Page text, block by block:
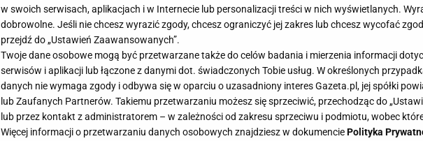
w swoich serwisach, aplikacjach i w Internecie lub personalizacji treści w nich wyświetlanych.
dobrowolne. Jeśli nie chcesz wyrazić zgody, chcesz ograniczyć jej zakres lub chcesz wycofać
przejdź do „Ustawień Zaawansowanych”.
Twoje dane osobowe mogą być przetwarzane także do celów badania i mierzenia informacji
serwisów i aplikacji lub łączone z danymi dot. świadczonych Tobie usług. W określonych
danych nie wymaga zgody i odbywa się w oparciu o uzasadniony interes Gazeta.pl, jej spółki
lub Zaufanych Partnerów. Takiemu przetwarzaniu możesz się sprzeciwić, przechodząc do
lub przez kontakt z administratorem – w zależności od zakresu sprzeciwu i podmiotu, wobec
Więcej informacji o przetwarzaniu danych osobowych znajdziesz w dokumenciePolityka